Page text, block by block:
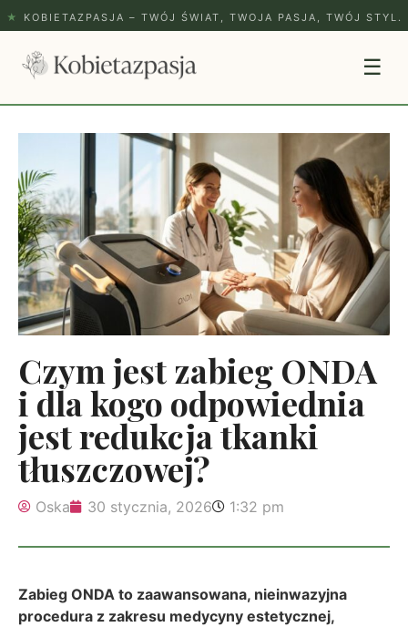
★ KOBIETAZPASJA – TWÓJ ŚWIAT, TWOJA PASJA, TWÓJ STYL.
☰
Czym jest zabieg ONDA
i dla kogo odpowiednia
jest redukcja tkanki
tłuszczowej?
Oska 30 stycznia, 2026 1:32 pm
Zabieg ONDA to zaawansowana, nieinwazyjna
procedura z zakresu medycyny estetycznej,